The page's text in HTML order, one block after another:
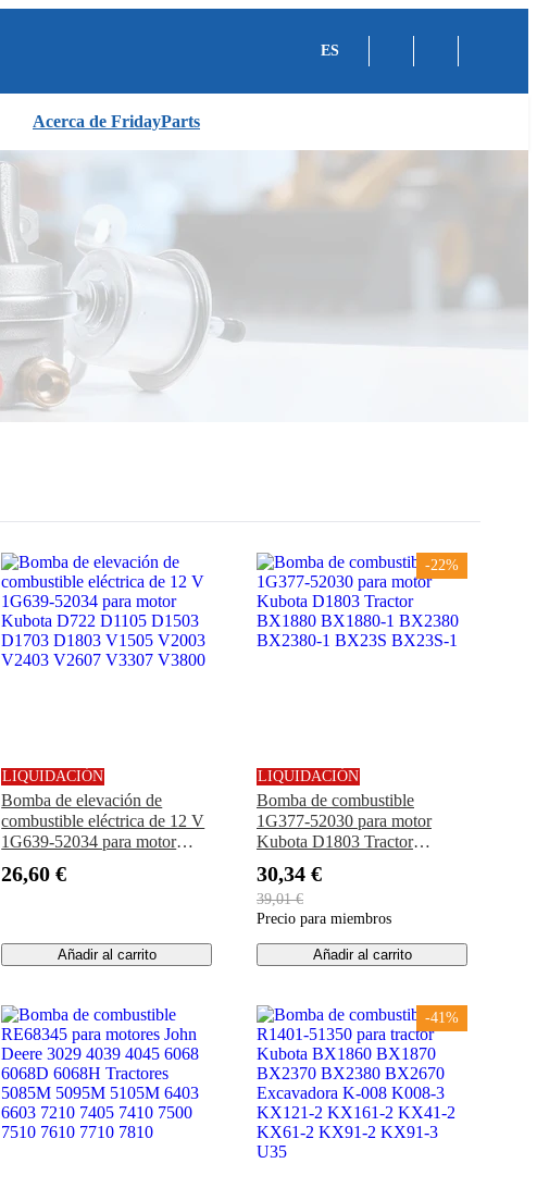
ES
Acerca de FridayParts
LIQUIDACIÓN
Bomba de elevación de
combustible eléctrica de 12 V
1G639-52034 para motor
D1703 D1803 V1505 V2003
26,60 €
Añadir al carrito
-22%
LIQUIDACIÓN
Bomba de combustible
1G377-52030 para motor
Kubota D1803 Tractor
BX2380-1 BX23S BX23S-1
30,34 €
39,01 €
Precio para miembros
Añadir al carrito
-41%